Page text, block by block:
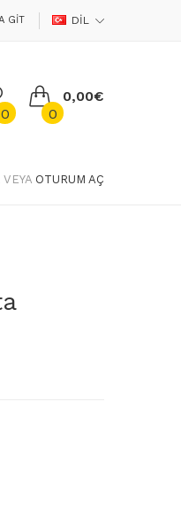
GIT DIL
0 0
0,00€
VEYA OTURUM AÇ